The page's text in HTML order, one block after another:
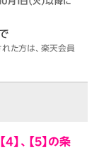
た方は、楽天会員
4】、【5】の条